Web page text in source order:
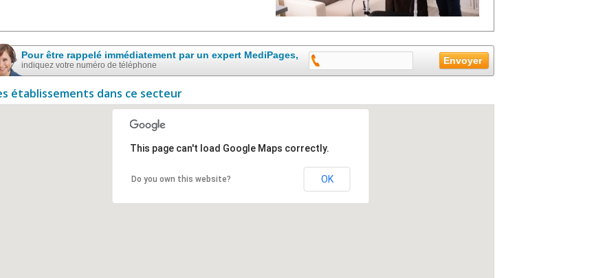
Pour être rappelé immédiatement par un expert MediPages,
indiquez votre numéro de téléphone
établissements dans ce secteur
This page can't load Google Maps correctly.
Do you own this website? OK